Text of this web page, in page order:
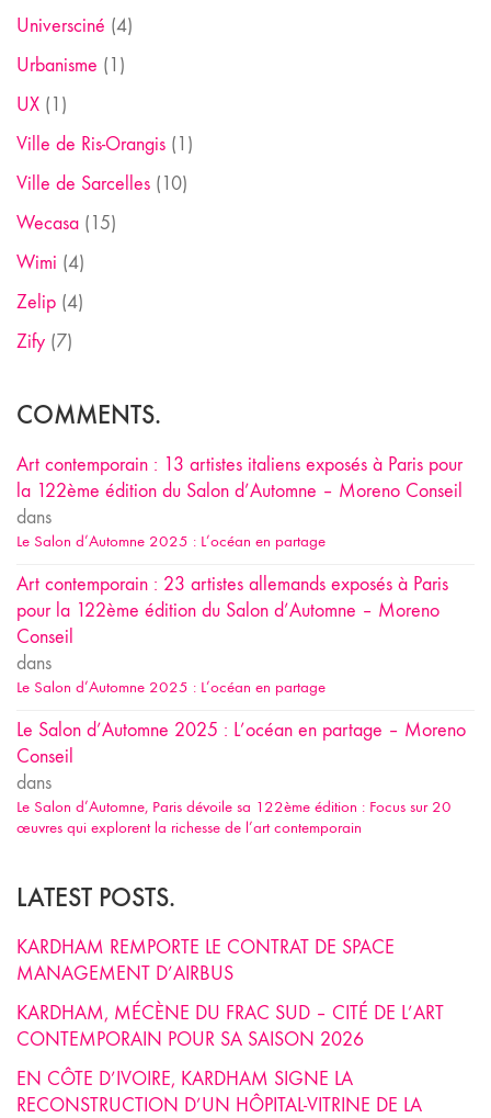
Universciné (4)
Urbanisme (1)
UX (1)
Ville de Ris-Orangis (1)
Ville de Sarcelles (10)
Wecasa (15)
Wimi (4)
Zelip (4)
Zify (7)
COMMENTS.
Art contemporain : 13 artistes italiens exposés à Paris pour
la 122ème édition du Salon d’Automne – Moreno Conseil
dans
Le Salon d’Automne 2025 : L’océan en partage
Art contemporain : 23 artistes allemands exposés à Paris
pour la 122ème édition du Salon d’Automne – Moreno
Conseil
dans
Le Salon d’Automne 2025 : L’océan en partage
Le Salon d’Automne 2025 : L’océan en partage – Moreno
Conseil
dans
Le Salon d’Automne, Paris dévoile sa 122ème édition : Focus sur 20
œuvres qui explorent la richesse de l’art contemporain
LATEST POSTS.
KARDHAM REMPORTE LE CONTRAT DE SPACE
MANAGEMENT D’AIRBUS
KARDHAM, MÉCÈNE DU FRAC SUD – CITÉ DE L’ART
CONTEMPORAIN POUR SA SAISON 2026
EN CÔTE D’IVOIRE, KARDHAM SIGNE LA
RECONSTRUCTION D’UN HÔPITAL-VITRINE DE LA